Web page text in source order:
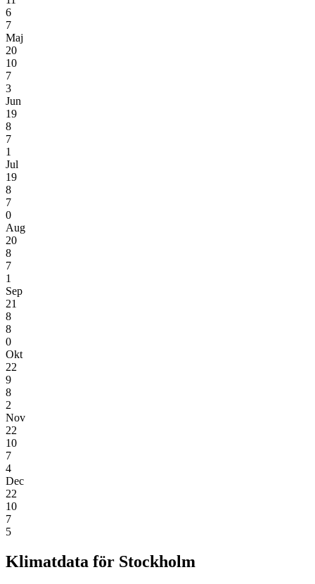
6
7
Maj
20
10
7
3
Jun
19
8
7
1
Jul
19
8
7
0
Aug
20
8
7
1
Sep
21
8
8
0
Okt
22
9
8
2
Nov
22
10
7
4
Dec
22
10
7
5
Klimatdata för Stockholm